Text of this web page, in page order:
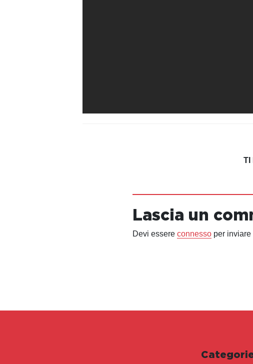
TI
Lascia un
Devi essere connessoper inviare